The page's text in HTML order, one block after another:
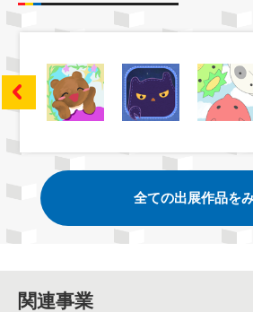
全ての出展作品を
関連事業